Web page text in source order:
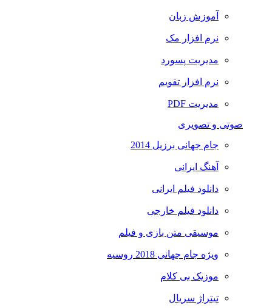
آموزش زبان
نرم افزار مک
مدیریت پسورد
نرم افزار تقویم
مدیریت PDF
صوتی و تصویری
جام جهانی برزیل 2014
آهنگ ایرانی
دانلود فیلم ایرانی
دانلود فیلم خارجی
موسیقی متن بازی و فیلم
ویژه جام جهانی 2018 روسیه
موزیک بی کلام
تیتراژ سریال